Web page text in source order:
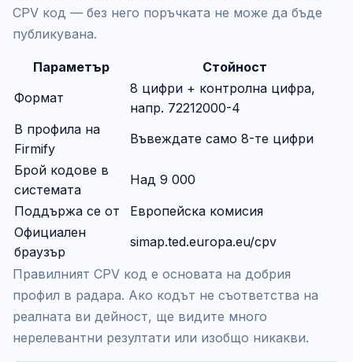
CPV код — без него поръчката не може да бъде
публикувана.
Параметър
Стойност
Формат
8 цифри + контролна цифра,
напр. 72212000-4
В профила на
Firmify
Въвеждате само 8-те цифри
Брой кодове в
системата
Над 9 000
Поддържа се от
Европейска комисия
Официален
браузър
simap.ted.europa.eu/cpv
Правилният CPV код е основата на добрия
профил в радара. Ако кодът не съответства на
реалната ви дейност, ще видите много
нерелевантни резултати или изобщо никакви.